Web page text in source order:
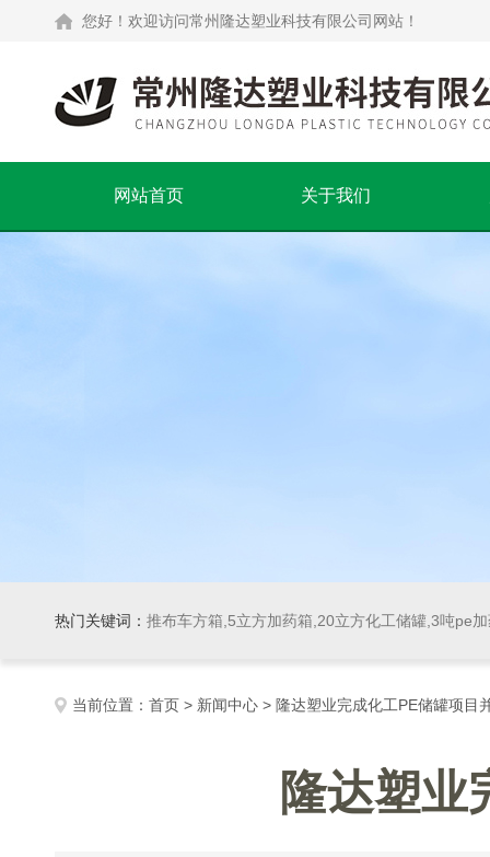
您好！欢迎访问常州隆达塑业科技有限公司网站！
网站首页 关于我们
热门关键词： 推布车方箱,5立方加药箱,20立方化工储罐,3吨pe
当前位置： 首页 > 新闻中心 > 隆达塑业完成化工PE储罐项目
隆达塑业